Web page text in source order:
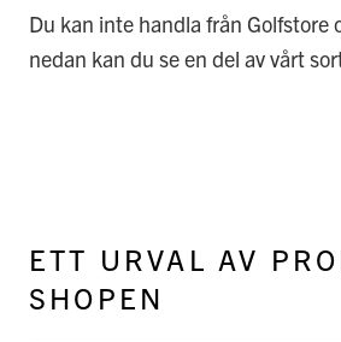
Du kan inte handla från Golfstore
nedan kan du se en del av vårt
ETT URVAL AV
SHOPEN